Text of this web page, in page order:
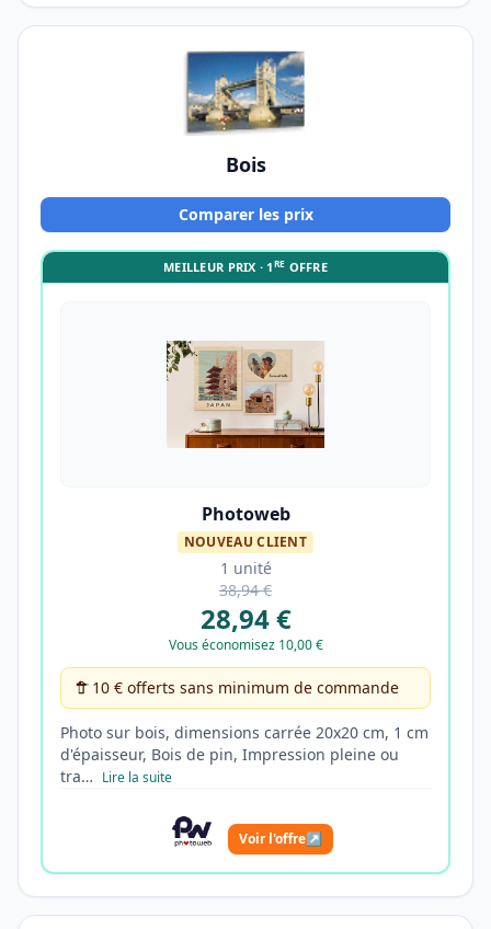
Bois
Comparer les prix
MEILLEUR PRIX · 1RE OFFRE
Photoweb
NOUVEAU CLIENT
1 unité
38,94 €
28,94 €
Vous économisez 10,00 €
10 € offerts sans minimum de commande
Photo sur bois, dimensions carrée 20x20 cm, 1 cm
d'épaisseur, Bois de pin, Impression pleine ou
tra… Lire la suite
Voir l'offre↗